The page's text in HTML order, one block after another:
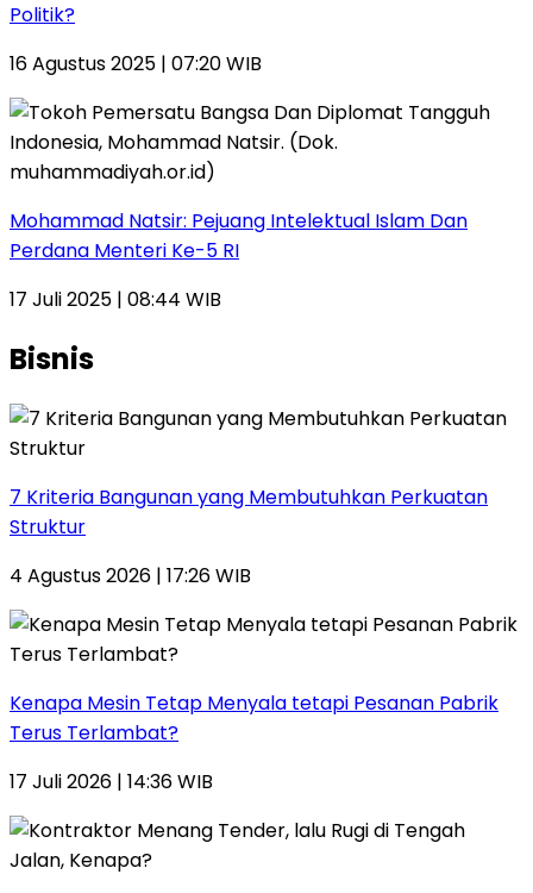
Politik?
16 Agustus 2025 | 07:20 WIB
Mohammad Natsir: Pejuang Intelektual Islam Dan
Perdana Menteri Ke-5 RI
17 Juli 2025 | 08:44 WIB
Bisnis
7 Kriteria Bangunan yang Membutuhkan Perkuatan
Struktur
4 Agustus 2026 | 17:26 WIB
Kenapa Mesin Tetap Menyala tetapi Pesanan Pabrik
Terus Terlambat?
17 Juli 2026 | 14:36 WIB